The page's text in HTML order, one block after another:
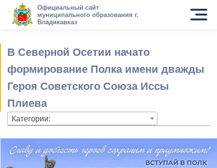
Официальный сайт
муниципального образования г.
Владикавказ
В Северной Осетии начато
формирование Полка имени дважды
Героя Советского Союза Иссы
Плиева
Категории: